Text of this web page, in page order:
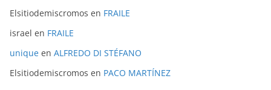
Elsitiodemiscromos en FRAILE
israel en FRAILE
unique en ALFREDO DI STÉFANO
Elsitiodemiscromos en PACO MARTÍNEZ